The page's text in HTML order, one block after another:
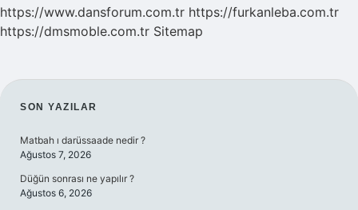
https://www.dansforum.com.tr https://furkanleba.com.tr
https://dmsmoble.com.tr Sitemap
SIDEBAR
SON YAZILAR
Matbah ı darüssaade nedir ?
Ağustos 7, 2026
Düğün sonrası ne yapılır ?
Ağustos 6, 2026